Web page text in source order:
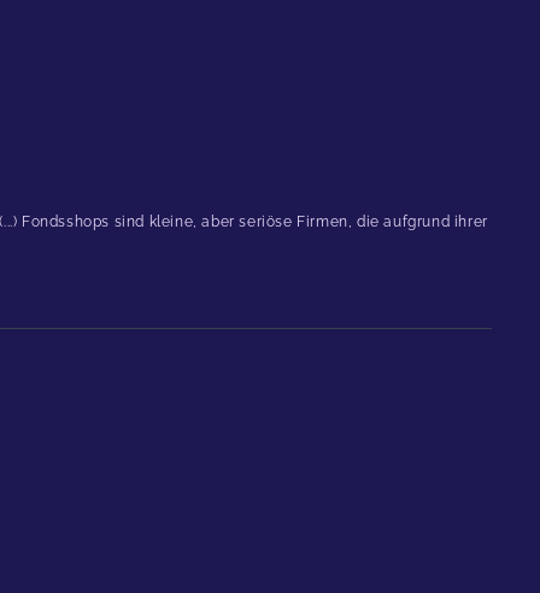
Fondsshops sind kleine, aber seriöse Firmen, die aufgrund ihrer